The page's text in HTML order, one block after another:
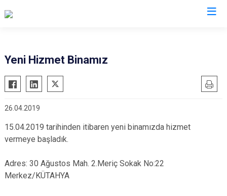
Yeni Hizmet Binamız
26.04.2019
15.04.2019 tarihinden itibaren yeni binamızda hizmet
vermeye başladık.
Adres: 30 Ağustos Mah. 2.Meriç Sokak No:22
Merkez/KÜTAHYA